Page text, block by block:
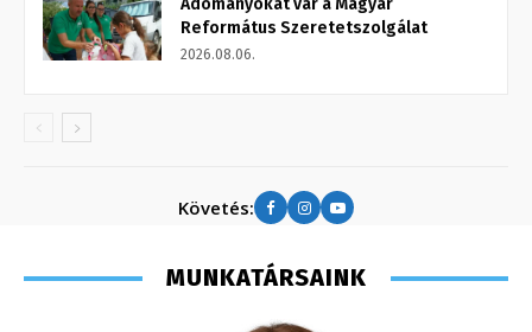
Adományokat vár a Magyar
Református Szeretetszolgálat
2026.08.06.
Követés:
MUNKATÁRSAINK